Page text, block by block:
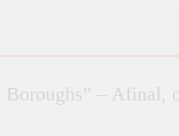
– Afinal,